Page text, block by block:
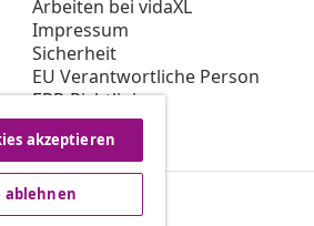
Arbeiten bei vidaXL
Impressum
Sicherheit
EU Verantwortliche Person
EPR-Richtlinie
Barrierefreiheit
akzeptieren
ablehnen